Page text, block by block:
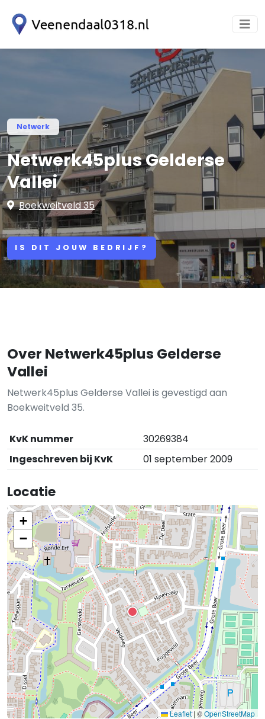
Netwerk
Netwerk45plus Gelderse
Vallei
Boekweitveld 35
IS DIT JOUW BEDRIJF?
Over Netwerk45plus Gelderse
Vallei
Netwerk45plus Gelderse Vallei is gevestigd aan
Boekweitveld 35.
KvK nummer
30269384
Ingeschreven bij KvK
01 september 2009
Locatie
+
−
Leaflet | ©OpenStreetMap